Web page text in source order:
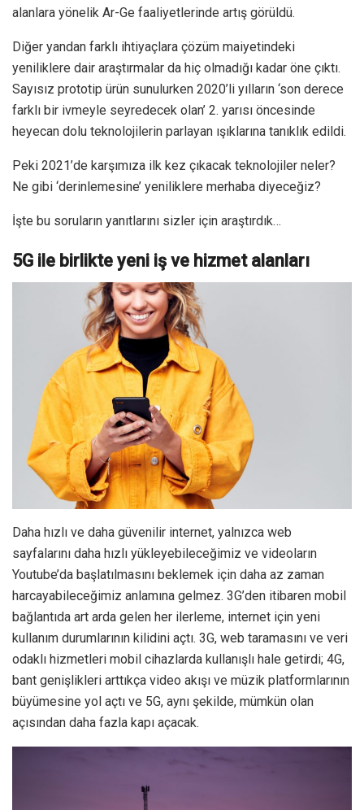
alanlara yönelik Ar-Ge faaliyetlerinde artış görüldü.
Diğer yandan farklı ihtiyaçlara çözüm maiyetindeki
yeniliklere dair araştırmalar da hiç olmadığı kadar öne çıktı.
Sayısız prototip ürün sunulurken 2020’li yılların ‘son derece
farklı bir ivmeyle seyredecek olan’ 2. yarısı öncesinde
heyecan dolu teknolojilerin parlayan ışıklarına tanıklık edildi.
Peki 2021’de karşımıza ilk kez çıkacak teknolojiler neler?
Ne gibi ‘derinlemesine’ yeniliklere merhaba diyeceğiz?
İşte bu soruların yanıtlarını sizler için araştırdık…
5G ile birlikte yeni iş ve hizmet alanları
Daha hızlı ve daha güvenilir internet, yalnızca web
sayfalarını daha hızlı yükleyebileceğimiz ve videoların
Youtube’da başlatılmasını beklemek için daha az zaman
harcayabileceğimiz anlamına gelmez. 3G’den itibaren mobil
bağlantıda art arda gelen her ilerleme, internet için yeni
kullanım durumlarının kilidini açtı. 3G, web taramasını ve veri
odaklı hizmetleri mobil cihazlarda kullanışlı hale getirdi; 4G,
bant genişlikleri arttıkça video akışı ve müzik platformlarının
büyümesine yol açtı ve 5G, aynı şekilde, mümkün olan
açısından daha fazla kapı açacak.